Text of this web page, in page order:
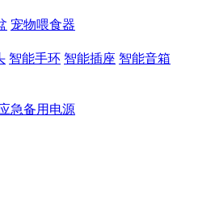
宠物喂食器
智能手环 智能插座 智能音箱
急备用电源